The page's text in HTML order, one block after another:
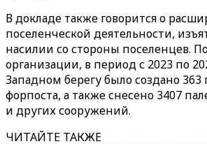
В докладе также говорится о
поселенческой деятельности,
насилии со стороны поселенцев.
организации, в период с 2023 по
Западном берегу было создано 363
форпоста, а также снесено 3407
и других сооружений.
ЧИТАЙТЕ ТАКЖЕ